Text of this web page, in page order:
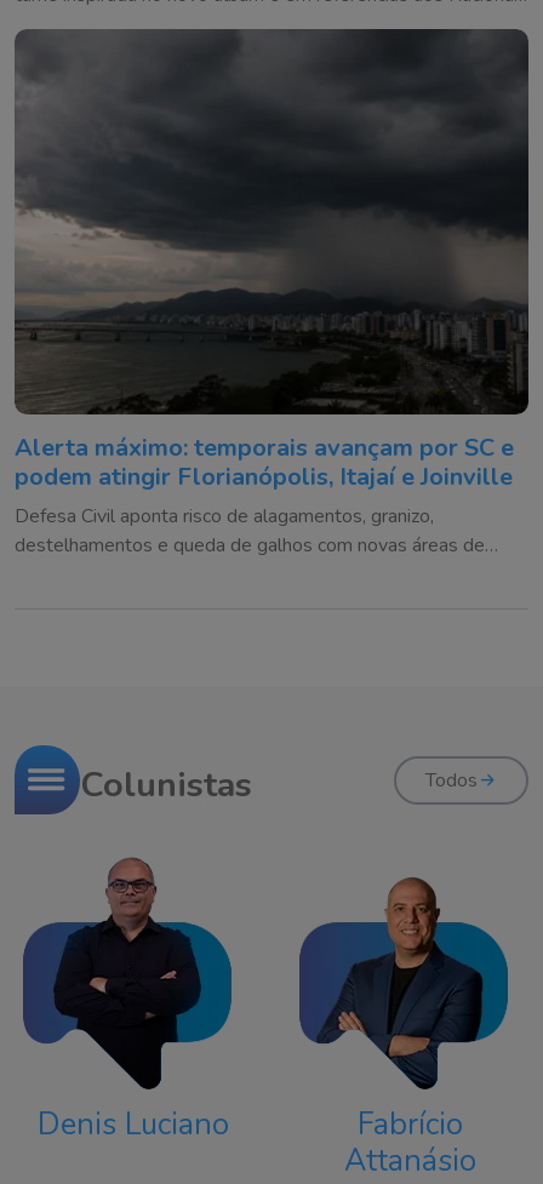
MC's
Alerta máximo: temporais avançam por SC e
podem atingir Florianópolis, Itajaí e Joinville
Defesa Civil aponta risco de alagamentos, granizo,
destelhamentos e queda de galhos com novas áreas de
Colunistas Todos
Denis Luciano
Fabrício
Attanásio